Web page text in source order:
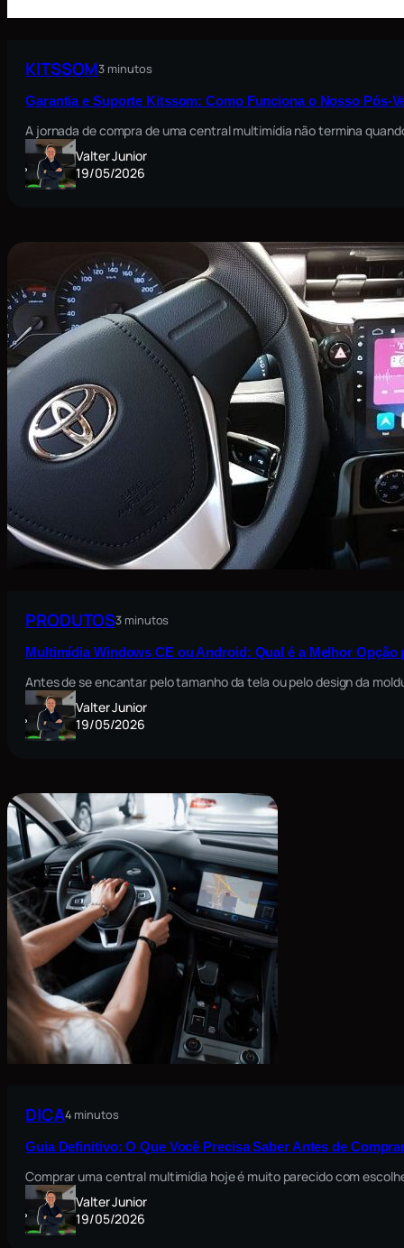
KITSSOM3 minutos
Garantia e Suporte Kitssom: Como Funciona o Nosso Pós-
A jornada de compra de uma central multimídia não termina
Valter Junior
19/05/2026
PRODUTOS3 minutos
Multimídia Windows CE ou Android: Qual é a Melhor Opção
Antes de se encantar pelo tamanho da tela ou pelo design da
Valter Junior
19/05/2026
DICA4 minutos
Guia Definitivo: O Que Você Precisa Saber Antes de
Comprar uma central multimídia hoje é muito parecido com
Valter Junior
19/05/2026